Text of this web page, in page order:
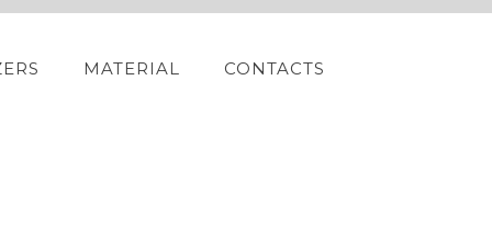
MATERIAL CONTACTS